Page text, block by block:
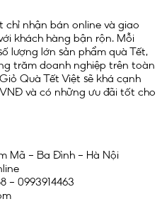
chỉ nhận bán online và giao
khách hàng bận rộn. Mỗi
lượng lớn sản phẩm quà Tết,
trăm doanh nghiệp trên toàn
Quà Tết Việt sẽ khá cạnh
và có những ưu đãi tốt cho
Mã – Ba Đình – Hà Nội
– 0993914463